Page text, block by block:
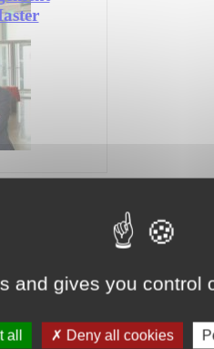
and gives you control
Deny all cookies